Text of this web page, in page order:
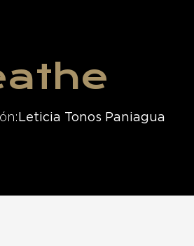
Leticia Tonos Paniagua